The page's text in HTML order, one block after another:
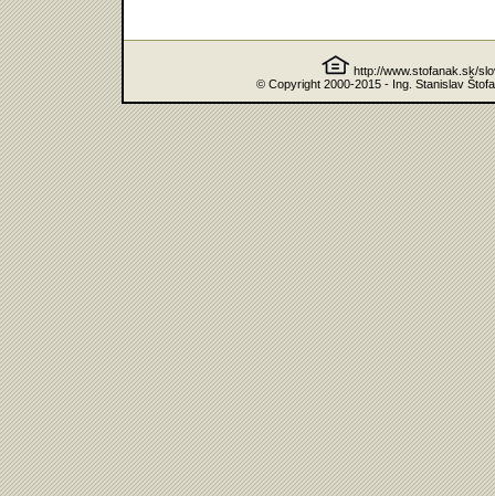
http://www.stofanak.sk/
© Copyright 2000-2015 - Ing. Stanislav